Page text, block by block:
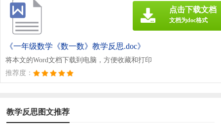
《一年级数学《数一数》教学反思.doc》
将本文的Word文档下载到电脑，方便收藏和打印
推荐度：
点击下载文档
文档为doc格式
教学反思图文推荐